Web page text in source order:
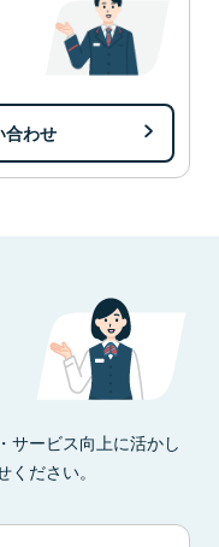
合わせ
サービス向上に活かし
ださい。